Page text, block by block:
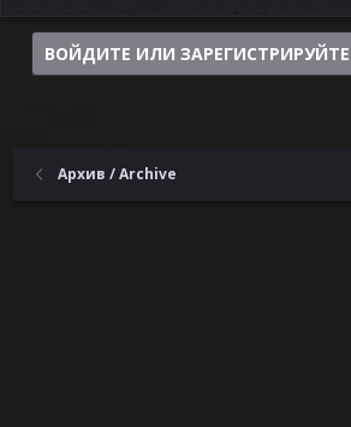
ВОЙДИТЕ ИЛИ
Архив / Archive